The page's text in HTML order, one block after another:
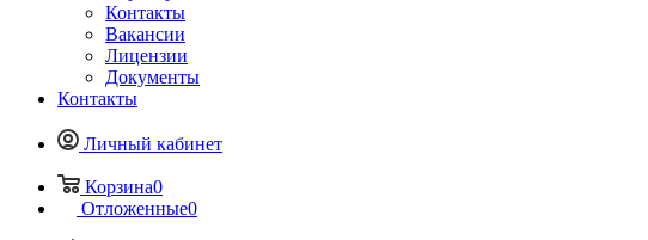
Контакты
Вакансии
Лицензии
Документы
Контакты
Личный кабинет
Корзина0
Отложенные0